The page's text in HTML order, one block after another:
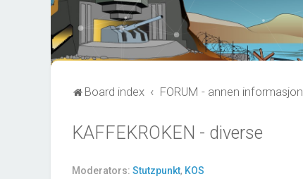
Board index FORUM - annen informasjon
KAFFEKROKEN - diverse
Moderators: Stutzpunkt, KOS